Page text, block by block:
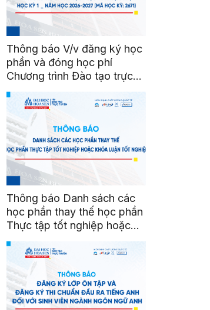
Thông báo V/v đăng ký học
phần và đóng học phí
Chương trình Đào tạo trực
tuyến (từ xa) Học kỳ 1 _
Năm học 2026-2027 (Mã
Học kỳ: 2671)
Thông báo Danh sách các
học phần thay thế học phần
Thực tập tốt nghiệp hoặc
Khóa luận tốt nghiệp